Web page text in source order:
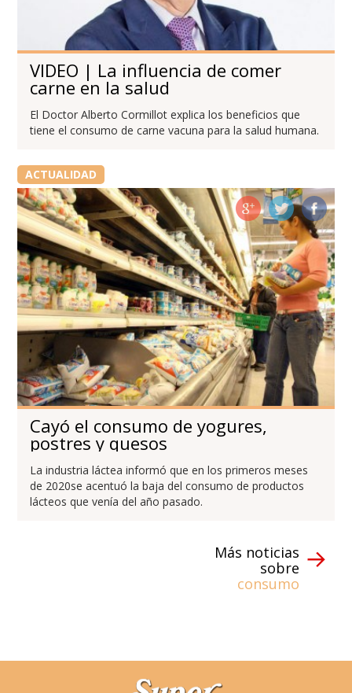
VIDEO | La influencia de comer
carne en la salud
El Doctor Alberto Cormillot explica los beneficios que
tiene el consumo de carne vacuna para la salud humana.
ACTUALIDAD
Cayó el consumo de yogures,
postres y quesos
La industria láctea informó que en los primeros meses
de 2020se acentuó la baja del consumo de productos
lácteos que venía del año pasado.
Más noticias
sobre
consumo